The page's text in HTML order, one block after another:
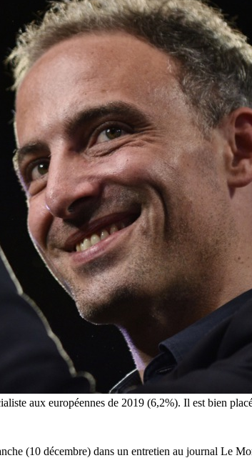
aux européennes de 2019 (6,2%). Il est bien
(10 décembre) dans un entretien au journal Le